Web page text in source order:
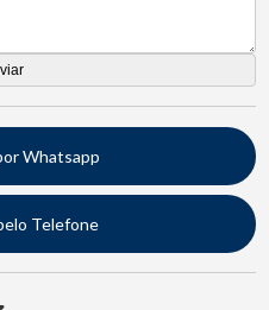
Whatsapp
Telefone